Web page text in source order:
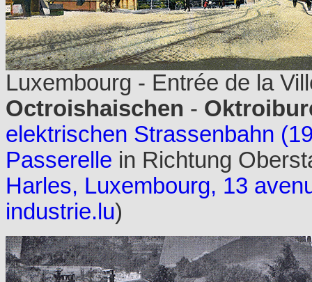
Luxembourg - Entrée de la
Octroishaischen -
elektrischen Strassenbahn
Passerelle in Richtung
Harles, Luxembourg, 13
industrie.lu)